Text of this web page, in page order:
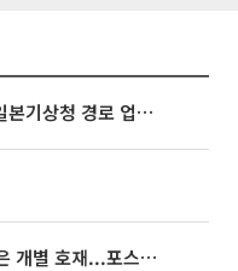
태풍 '돌핀' 오키나와 접근…일본기상청 경로 업데이트
[증시키워드] 반도체 충격 뚫은 개별 호재...포스코퓨처엠·에코프로·한화솔루션 '눈길'